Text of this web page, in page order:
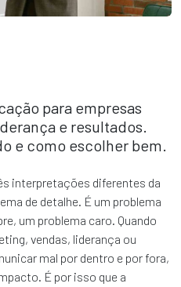
para empresas
e resultados.
e como escolher bem.
interpretações diferentes da
de detalhe. É um problema
um problema caro. Quando
vendas, liderança ou
mal por dentro e por fora,
É por isso que a